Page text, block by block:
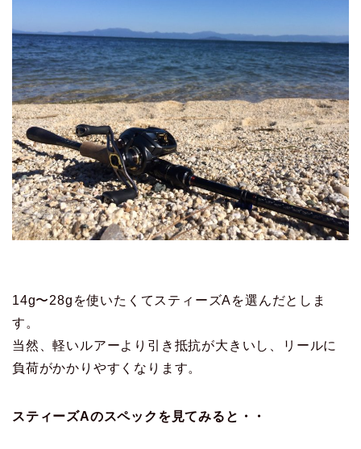
14g〜28gを使いたくてスティーズAを選んだとしま
す。
当然、軽いルアーより引き抵抗が大きいし、リールに
負荷がかかりやすくなります。
スティーズAのスペックを見てみると・・